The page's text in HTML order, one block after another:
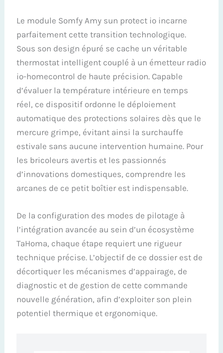
Le module Somfy Amy sun protect io incarne
parfaitement cette transition technologique.
Sous son design épuré se cache un véritable
thermostat intelligent couplé à un émetteur radio
io-homecontrol de haute précision. Capable
d’évaluer la température intérieure en temps
réel, ce dispositif ordonne le déploiement
automatique des protections solaires dès que le
mercure grimpe, évitant ainsi la surchauffe
estivale sans aucune intervention humaine. Pour
les bricoleurs avertis et les passionnés
d’innovations domestiques, comprendre les
arcanes de ce petit boîtier est indispensable.
De la configuration des modes de pilotage à
l’intégration avancée au sein d’un écosystème
TaHoma, chaque étape requiert une rigueur
technique précise. L’objectif de ce dossier est de
décortiquer les mécanismes d’appairage, de
diagnostic et de gestion de cette commande
nouvelle génération, afin d’exploiter son plein
potentiel thermique et ergonomique.